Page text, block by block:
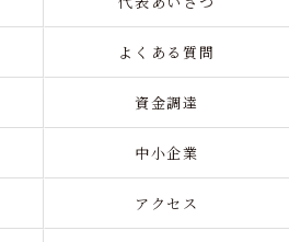
よくある質問
資金調達
中小企業
アクセス